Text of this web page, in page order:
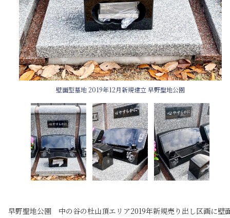
壁面型墓地 2019年12月新規建立 早野聖地公園
早野聖地公園 中の谷の杜山頂エリア2019年新規売り出し区画に壁